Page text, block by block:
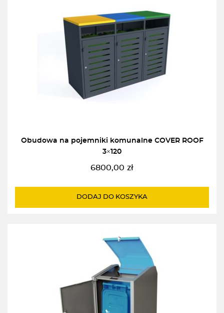
Obudowa na pojemniki komunalne COVER ROOF
3×120
6800,00 zł
DODAJ DO KOSZYKA